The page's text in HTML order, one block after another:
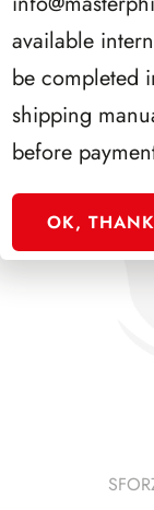
available
be completed
shipping
before
OK,